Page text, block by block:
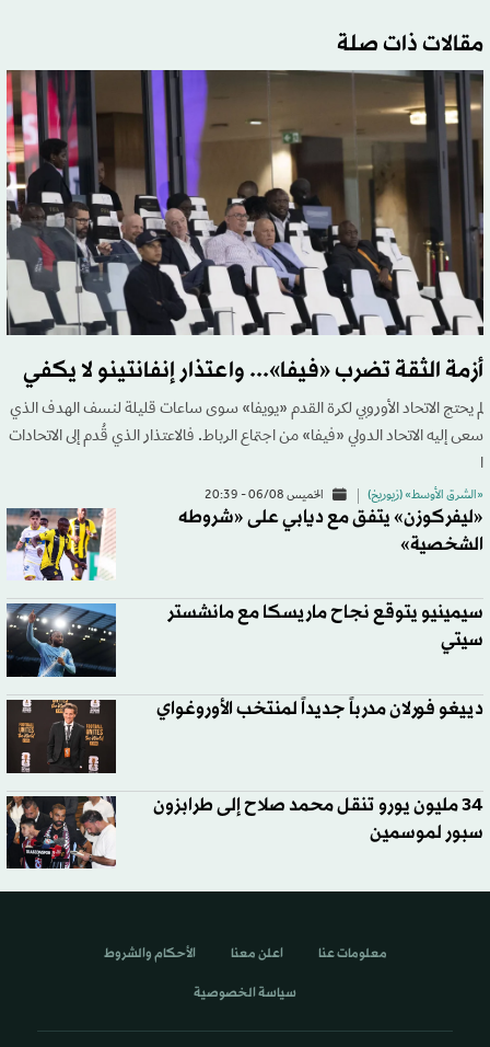
مقالات ذات صلة
أزمة الثقة تضرب «فيفا»... واعتذار إنفانتينو لا يكفي
لم يحتج الاتحاد الأوروبي لكرة القدم «يويفا» سوى ساعات قليلة لنسف الهدف الذي
سعى إليه الاتحاد الدولي «فيفا» من اجتماع الرباط. فالاعتذار الذي قُدم إلى الاتحادات
ا
«الشرق الأوسط» (زيوريخ) الخميس 06/08 - 20:39
«ليفركوزن» يتفق مع ديابي على «شروطه
الشخصية»
سيمينيو يتوقع نجاح ماريسكا مع مانشستر
سيتي
دييغو فورلان مدرباً جديداً لمنتخب الأوروغواي
34 مليون يورو تنقل محمد صلاح إلى طرابزون
سبور لموسمين
معلومات عنا اعلن معنا الأحكام والشروط
سياسة الخصوصية